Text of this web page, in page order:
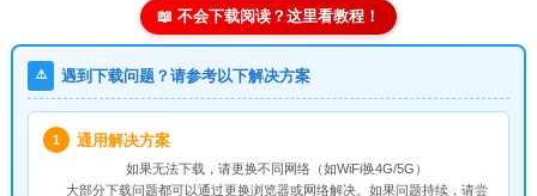
📖 不会下载阅读？这里看教程！
⚠️ 遇到下载问题？请参考以下解决方案
1 通用解决方案
如果无法下载，请更换不同网络（如WiFi换4G/5G）
大部分下载问题都可以通过更换浏览器或网络解决。如果问题持续，请尝